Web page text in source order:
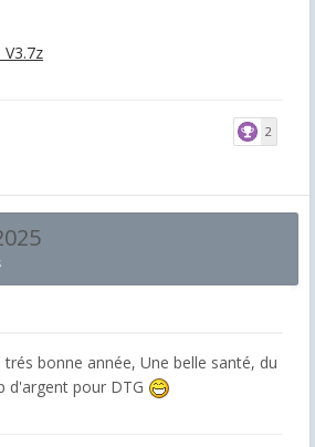
2
trés bonne année, Une belle santé, du
d'argent pour DTG